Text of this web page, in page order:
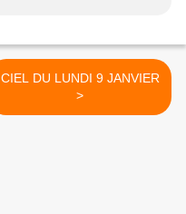
CIEL DU LUNDI 9 JANVIER
>